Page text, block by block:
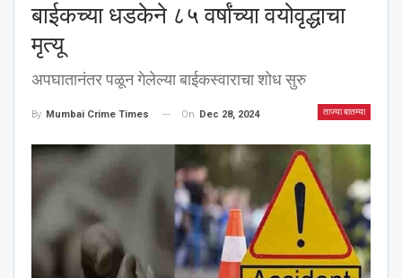
बाईकच्या धडकेने ८५ वर्षांच्या वयोवृद्धाचा
मृत्यू
अपघातानंतर पळून गेलेल्या बाईकस्वाराचा शोध सुरु
ताज्या बातम्या
By Mumbai Crime Times On Dec 28, 2024